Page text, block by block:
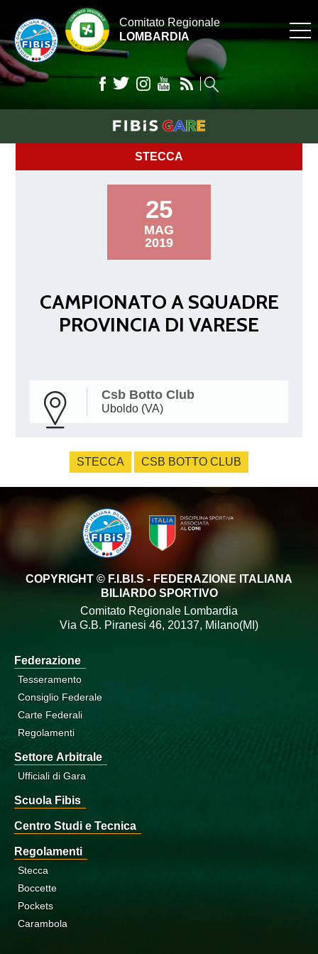
Comitato Regionale
LOMBARDIA
STECCA
25
MAG
2019
CAMPIONATO A SQUADRE
PROVINCIA DI VARESE
Csb Botto Club
Uboldo (VA)
STECCA CSB BOTTO CLUB
COPYRIGHT © F.I.BI.S - FEDERAZIONE ITALIANA
BILIARDO SPORTIVO
Comitato Regionale Lombardia
Via G.B. Piranesi 46, 20137, Milano(MI)
Federazione
Tesseramento
Consiglio Federale
Carte Federali
Regolamenti
Settore Arbitrale
Ufficiali di Gara
Scuola Fibis
Centro Studi e Tecnica
Regolamenti
Stecca
Boccette
Pockets
Carambola